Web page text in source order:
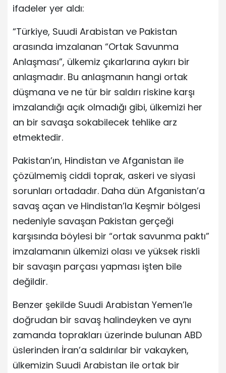
ifadeler yer aldı:
“Türkiye, Suudi Arabistan ve Pakistan
arasında imzalanan “Ortak Savunma
Anlaşması”, ülkemiz çıkarlarına aykırı bir
anlaşmadır. Bu anlaşmanın hangi ortak
düşmana ve ne tür bir saldırı riskine karşı
imzalandığı açık olmadığı gibi, ülkemizi her
an bir savaşa sokabilecek tehlike arz
etmektedir.
Pakistan’ın, Hindistan ve Afganistan ile
çözülmemiş ciddi toprak, askeri ve siyasi
sorunları ortadadır. Daha dün Afganistan’a
savaş açan ve Hindistan’la Keşmir bölgesi
nedeniyle savaşan Pakistan gerçeği
karşısında böylesi bir “ortak savunma paktı”
imzalamanın ülkemizi olası ve yüksek riskli
bir savaşın parçası yapması işten bile
değildir.
Benzer şekilde Suudi Arabistan Yemen’le
doğrudan bir savaş halindeyken ve aynı
zamanda toprakları üzerinde bulunan ABD
üslerinden İran’a saldırılar bir vakayken,
ülkemizin Suudi Arabistan ile ortak bir